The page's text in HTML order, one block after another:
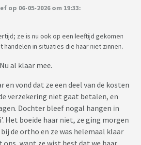
op 06-05-2026 om 19:33:
ze is nu ook op een leeftijd gekomen
handelen in situaties die haar niet zinnen.
al klaar mee.
en vond dat ze een deel van de kosten
verzekering niet gaat betalen, en
Dochter bleef nogal hangen in
Het boeide haar niet, ze ging morgen
de ortho en ze was helemaal klaar